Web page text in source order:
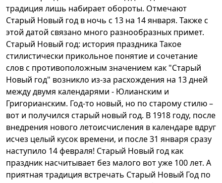
традиция лишь набирает обороты. Отмечают
Старый Новый год в ночь с 13 на 14 января. Также с
этой датой связано много разнообразных примет.
Старый Новый год: история праздника Такое
стилистически прикольное понятие и сочетание
слов с противоположным значением как "Старый
Новый год" возникло из-за расхождения на 13 дней
между двумя календарями - Юлианским и
Григорианским. Год-то новый, но по старому стилю –
вот и получился старый новый год. В 1918 году, после
внедрения нового летоисчисления в календаре вдруг
исчез целый кусок времени, и после 31 января сразу
наступило 14 февраля! Старый Новый год как
праздник насчитывает без малого вот уже 100 лет. А
приятная традиция встречать Старый Новый Год по